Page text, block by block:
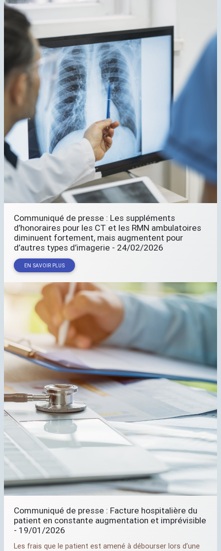
Communiqué de presse : Les suppléments
d’honoraires pour les CT et les RMN ambulatoires
diminuent fortement, mais augmentent pour
d’autres types d’imagerie - 24/02/2026
EN SAVOIR PLUS
Communiqué de presse : Facture hospitalière du
patient en constante augmentation et imprévisible
- 19/01/2026
Les frais que le patient est amené à débourser lors d’une